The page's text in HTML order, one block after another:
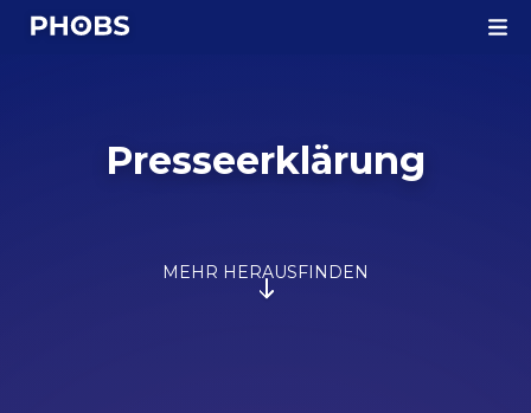
Homepage
Presseerklärung
MEHR HERAUSFINDEN